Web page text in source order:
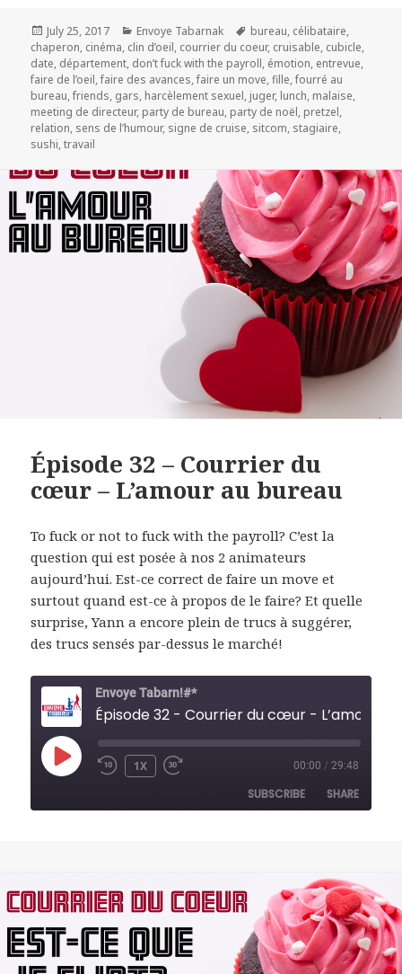
Posted
on
July 25, 2017 Categories
Envoye Tabarnak Tags
bureau, célibataire,
chaperon, cinéma, clin d’oeil, courrier du coeur, cruisable, cubicle,
date, département, don’t fuck with the payroll, émotion, entrevue,
faire de l’oeil,faire des avances,faire un move,fille,fourré au
bureau,friends, gars, harcèlement sexuel, juger, lunch, malaise,
meeting de directeur, party de bureau, party de noël, pretzel,
relation, sens de l’humour, signe de cruise, sitcom, stagiaire,
sushi,travail
Épisode 32 – Courrier du
cœur – L’amour au bureau
To fuck or not to fuck with the payroll? C’est la
question qui est posée à nos 2 animateurs
aujourd’hui. Est-ce correct de faire un move et
surtout quand est-ce à propos de le faire? Et quelle
surprise, Yann a encore plein de trucs à suggérer,
des trucs sensés par-dessus le marché!
Envoye Tabarn!#*
PLAY
EPISODE REWIND
1X
FAST
00:00 / 29:48
SUBSCRIBE SHARE
EMBED